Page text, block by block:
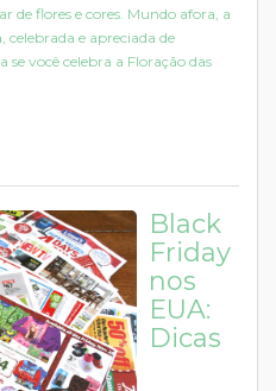
de flores e cores. Mundo afora, a
celebrada e apreciada de
você celebra a Floração das
Black
Friday
nos
EUA:
Dicas